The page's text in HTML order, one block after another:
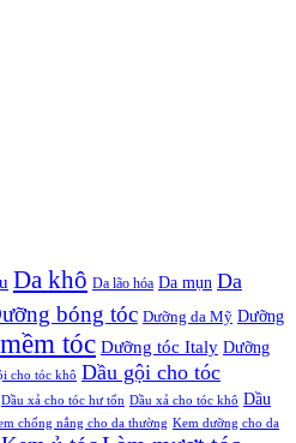
Da khô Da lão hóa Da mụn Da
bóng tóc Dưỡng da Mỹ Dưỡng
tóc Dưỡng tóc Italy Dưỡng
cho tóc khô Dầu gội cho tóc
Dầu xả cho tóc hư tổn Dầu xả cho tóc khô Dầu
chống nắng cho da thường Kem dưỡng cho da